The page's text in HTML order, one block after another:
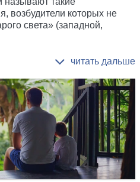
возбудители которых не
света» (западной,